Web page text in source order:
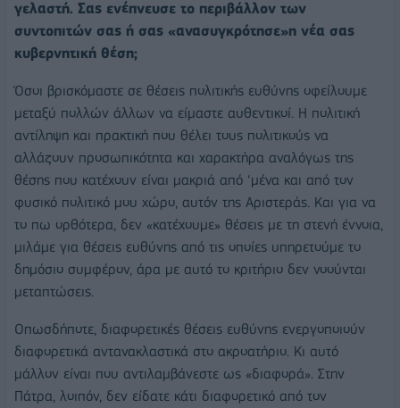
γελαστή. Σας ενέπνευσε το περιβάλλον των
συντοπιτών σας ή σας «ανασυγκρότησε»η νέα σας
κυβερνητική θέση;
Όσοι βρισκόμαστε σε θέσεις πολιτικής ευθύνης οφείλουμε
μεταξύ πολλών άλλων να είμαστε αυθεντικοί. Η πολιτική
αντίληψη και πρακτική που θέλει τους πολιτικούς να
αλλάζουν προσωπικότητα και χαρακτήρα αναλόγως της
θέσης που κατέχουν είναι μακριά από ‘μένα και από τον
φυσικό πολιτικό μου χώρο, αυτόν της Αριστεράς. Και για να
το πω ορθότερα, δεν «κατέχουμε» θέσεις με τη στενή έννοια,
μιλάμε για θέσεις ευθύνης από τις οποίες υπηρετούμε το
δημόσιο συμφέρον, άρα με αυτό το κριτήριο δεν νοούνται
μεταπτώσεις.
Οπωσδήποτε, διαφορετικές θέσεις ευθύνης ενεργοποιούν
διαφορετικά αντανακλαστικά στο ακροατήριο. Κι αυτό
μάλλον είναι που αντιλαμβάνεστε ως «διαφορά». Στην
Πάτρα, λοιπόν, δεν είδατε κάτι διαφορετικό από τον